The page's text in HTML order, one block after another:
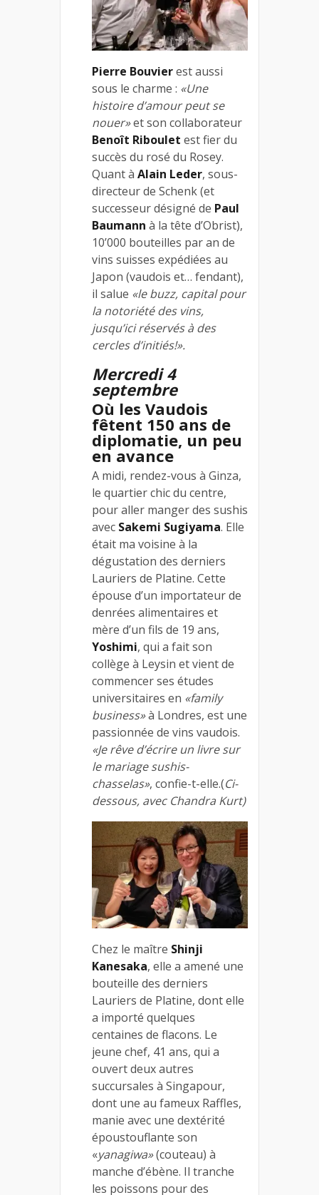
Pierre Bouvierest aussi
sous le charme : «Une
histoire d’amour peut se
nouer»et son collaborateur
Benoît Riboulet est fier du
succès du rosé du Rosey.
Quant à Alain Leder, sous-
directeur de Schenk (et
successeur désigné de Paul
Baumann à la tête d’Obrist),
10’000 bouteilles par an de
vins suisses expédiées au
Japon (vaudois et… fendant),
il salue «le buzz, capital pour
la notoriété des vins,
jusqu’ici réservés à des
cercles d’initiés!».
Mercredi 4
septembre
Où les Vaudois
fêtent 150 ans de
diplomatie, un peu
en avance
A midi, rendez-vous à Ginza,
le quartier chic du centre,
pour aller manger des sushis
avec Sakemi Sugiyama. Elle
était ma voisine à la
dégustation des derniers
Lauriers de Platine. Cette
épouse d’un importateur de
denrées alimentaires et
mère d’un fils de 19 ans,
Yoshimi, qui a fait son
collège à Leysin et vient de
commencer ses études
universitaires en «family
business»à Londres, est une
passionnée de vins vaudois.
«Je rêve d’écrire un livre sur
le mariage sushis-
chasselas», confie-t-elle.(Ci-
dessous, avec Chandra Kurt)
Chez le maître Shinji
Kanesaka, elle a amené une
bouteille des derniers
Lauriers de Platine, dont elle
a importé quelques
centaines de flacons. Le
jeune chef, 41 ans, qui a
ouvert deux autres
succursales à Singapour,
dont une au fameux Raffles,
manie avec une dextérité
époustouflante son
«yanagiwa»(couteau) à
manche d’ébène. Il tranche
les poissons pour des